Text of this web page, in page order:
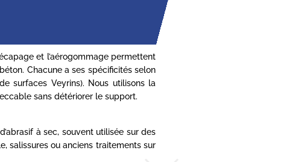
et l’aérogommage permettent
Chacune a ses spécificités selon
surfaces Veyrins). Nous utilisons la
sans détériorer le support.
à sec, souvent utilisée sur des
salissures ou anciens traitements sur